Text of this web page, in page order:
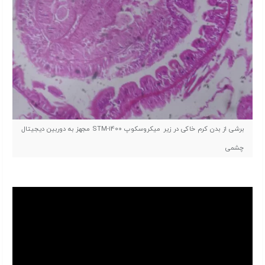
برشی از بدن کرم خاکی در زیر میکروسکوپ STM-1400 مجهز به دوربین دیجیتال
چشمی